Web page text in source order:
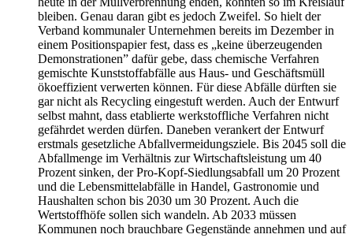
bleiben. Genau daran gibt es jedoch Zweifel. So hielt der
Verband kommunaler Unternehmen bereits im Dezember in
einem Positionspapier fest, dass es „keine überzeugenden
Demonstrationen” dafür gebe, dass chemische Verfahren
gemischte Kunststoffabfälle aus Haus- und Geschäftsmüll
ökoeffizient verwerten können. Für diese Abfälle dürften sie
gar nicht als Recycling eingestuft werden. Auch der Entwurf
selbst mahnt, dass etablierte werkstoffliche Verfahren nicht
gefährdet werden dürfen. Daneben verankert der Entwurf
erstmals gesetzliche Abfallvermeidungsziele. Bis 2045 soll die
Abfallmenge im Verhältnis zur Wirtschaftsleistung um 40
Prozent sinken, der Pro-Kopf-Siedlungsabfall um 20 Prozent
und die Lebensmittelabfälle in Handel, Gastronomie und
Haushalten schon bis 2030 um 30 Prozent. Auch die
Wertstoffhöfe sollen sich wandeln. Ab 2033 müssen
Kommunen noch brauchbare Gegenstände annehmen und auf